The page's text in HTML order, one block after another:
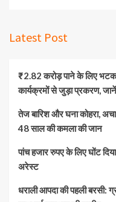
Latest Post
₹2.82 करोड़ पाने के लिए भटक
कार्यक्रमों से जुड़ा प्रकरण, जानें
तेज बारिश और घना कोहरा,
48 साल की कमला की जान
पांच हजार रुपए के लिए घोंट
अरेस्ट
धराली आपदा की पहली बरसी: